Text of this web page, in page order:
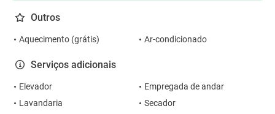
Outros
Aquecimento (grátis) Ar-condicionado
Serviços adicionais
Elevador
Empregada de andar
Lavandaria
Secador